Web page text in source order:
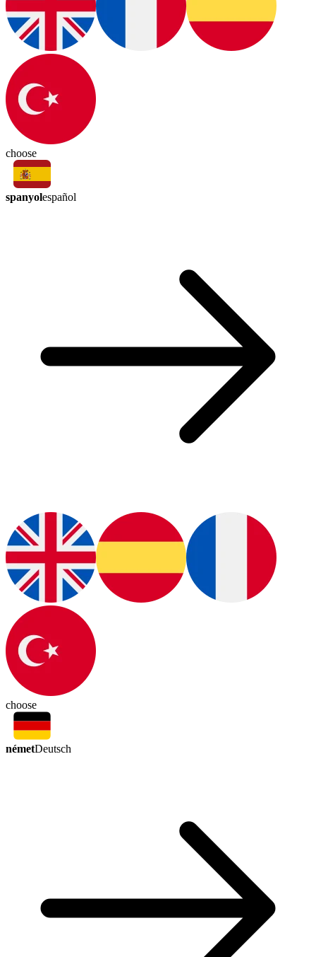
choose
spanyolespañol
choose
németDeutsch